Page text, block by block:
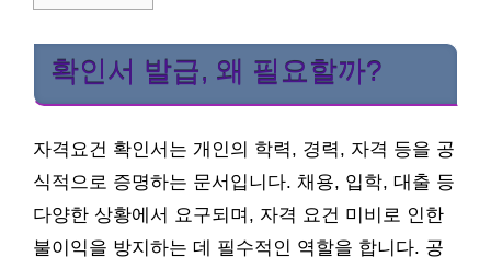
확인서 발급, 왜 필요할까?
자격요건 확인서는 개인의 학력, 경력, 자격 등을 공
식적으로 증명하는 문서입니다. 채용, 입학, 대출 등
다양한 상황에서 요구되며, 자격 요건 미비로 인한
불이익을 방지하는 데 필수적인 역할을 합니다. 공